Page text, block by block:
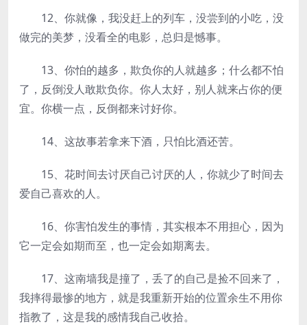
12、你就像，我没赶上的列车，没尝到的小吃，没
做完的美梦，没看全的电影，总归是憾事。
13、你怕的越多，欺负你的人就越多；什么都不怕
了，反倒没人敢欺负你。你人太好，别人就来占你的便
宜。你横一点，反倒都来讨好你。
14、这故事若拿来下酒，只怕比酒还苦。
15、花时间去讨厌自己讨厌的人，你就少了时间去
爱自己喜欢的人。
16、你害怕发生的事情，其实根本不用担心，因为
它一定会如期而至，也一定会如期离去。
17、这南墙我是撞了，丢了的自己是捡不回来了，
我摔得最惨的地方，就是我重新开始的位置余生不用你
指教了，这是我的感情我自己收拾。